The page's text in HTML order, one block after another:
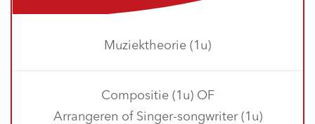
Muziektheorie (1u)
Compositie (1u) OF
Arrangeren of Singer-songwriter (1u)